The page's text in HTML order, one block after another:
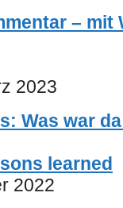
– mit
2023
Was war
learned
2022